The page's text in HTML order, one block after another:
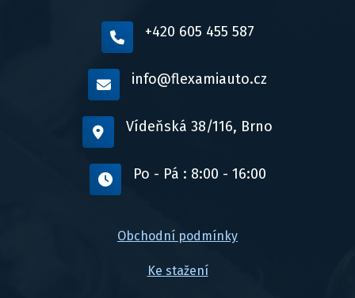
+420 605 455 587
info@flexamiauto.cz
Vídeňská 38/116, Brno
Po - Pá : 8:00 - 16:00
Obchodní podmínky
Ke stažení